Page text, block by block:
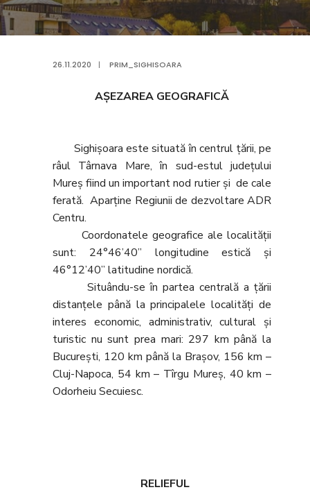
26.11.2020 | PRIM_SIGHISOARA
AŞEZAREA GEOGRAFICĂ
Sighişoara este situată în centrul ţării, pe
râul Târnava Mare, în sud-estul judeţului
Mureş fiind un important nod rutier şi de cale
ferată. Aparţine Regiunii de dezvoltare ADR
Centru.
Coordonatele geografice ale localităţii
sunt: 24°46’40” longitudine estică şi
46°12’40” latitudine nordică.
Situându-se în partea centrală a ţării
distanţele până la principalele localităţi de
interes economic, administrativ, cultural şi
turistic nu sunt prea mari: 297 km până la
Bucureşti, 120 km până la Braşov, 156 km –
Cluj-Napoca, 54 km – Tîrgu Mureş, 40 km –
Odorheiu Secuiesc.
RELIEFUL